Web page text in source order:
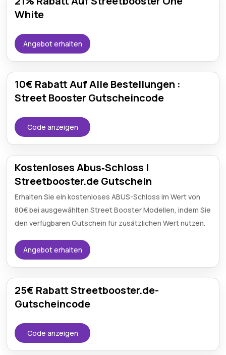
White
Angebot erhalten
10€ Rabatt Auf Alle Bestellungen :
Street Booster Gutscheincode
Code anzeigen
Kostenloses Abus‑Schloss |
Streetbooster.de Gutschein
Erhalten Sie ein kostenloses ABUS-Schloss im Wert von
80€ bei ausgewählten Street Booster Modellen, indem Sie
den verfügbaren Gutschein für zusätzlichen Wert nutzen.
Angebot erhalten
25€ Rabatt Streetbooster.de-
Gutscheincode
Code anzeigen